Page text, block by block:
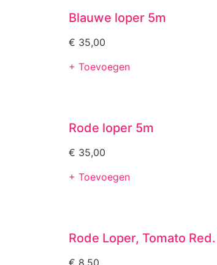
Blauwe loper 5m
€ 35,00
+ Toevoegen
Rode loper 5m
€ 35,00
+ Toevoegen
Rode Loper, Tomato
€ 8,50